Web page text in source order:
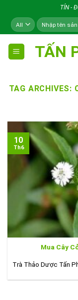
content
TÍN -
Tìm
kiếm:
TẤN
TAG ARCHIVES:
Mua Cây
Trà Thảo Dược Tấn
10
Th6